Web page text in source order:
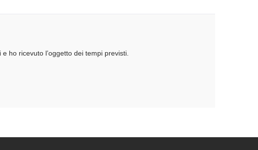
ho ricevuto l’oggetto dei tempi previsti.